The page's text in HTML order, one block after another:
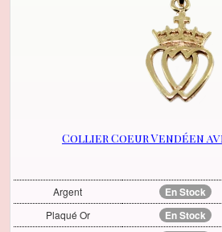
Collier Coeur Vendéen
Argent En Stock
Plaqué Or
En Stock